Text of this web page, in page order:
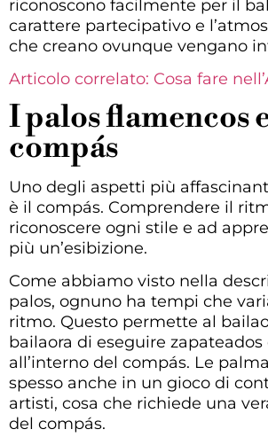
riconoscono facilmente per il
carattere partecipativo e
che creano ovunque vengano
Articolo correlato: Cosa fare
I palos flamencos
compás
Uno degli aspetti più
è il compás. Comprendere il
riconoscere ogni stile e ad
più un’esibizione.
Come abbiamo visto nella
palos, ognuno ha tempi che
ritmo. Questo permette al
bailaora di eseguire
all’interno del compás. Le
spesso anche in un gioco di
artisti, cosa che richiede una
del compás.